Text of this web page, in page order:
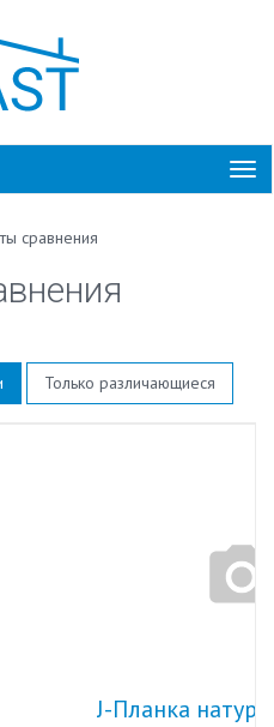
сравнения
Только различающиеся
J-Планка